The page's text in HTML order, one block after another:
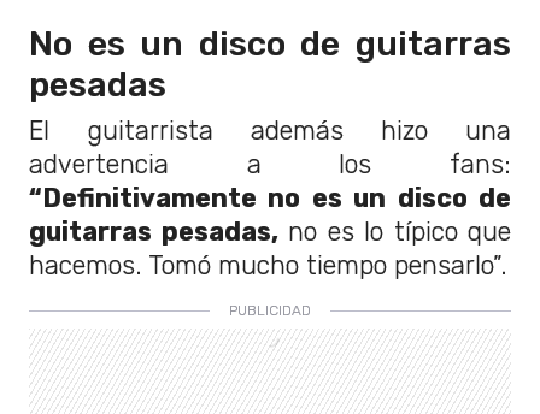
No es un disco de guitarras
pesadas
El guitarrista además hizo una
advertencia a los fans:
“Definitivamente no es un disco de
guitarras pesadas,no es lo típico que
hacemos. Tomó mucho tiempo pensarlo”.